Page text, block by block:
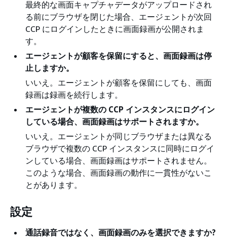
最終的な画面キャプチャデータがアップロードされ
る前にブラウザを閉じた場合、エージェントが次回
CCP にログインしたときに画面録画が公開されま
す。
エージェントが顧客を保留にすると、画面録画は停
止しますか。
いいえ。エージェントが顧客を保留にしても、画面
録画は録画を続行します。
エージェントが複数の CCP インスタンスにログイン
している場合、画面録画はサポートされますか。
いいえ。エージェントが同じブラウザまたは異なる
ブラウザで複数の CCP インスタンスに同時にログイ
ンしている場合、画面録画はサポートされません。
このような場合、画面録画の動作に一貫性がないこ
とがあります。
設定
通話録音ではなく、画面録画のみを選択できますか?